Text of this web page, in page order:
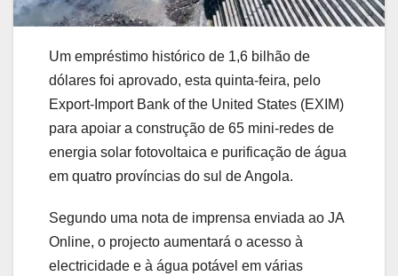
Um empréstimo histórico de 1,6 bilhão de
dólares foi aprovado, esta quinta-feira, pelo
Export-Import Bank of the United States (EXIM)
para apoiar a construção de 65 mini-redes de
energia solar fotovoltaica e purificação de água
em quatro províncias do sul de Angola.
Segundo uma nota de imprensa enviada ao JA
Online, o projecto aumentará o acesso à
electricidade e à água potável em várias